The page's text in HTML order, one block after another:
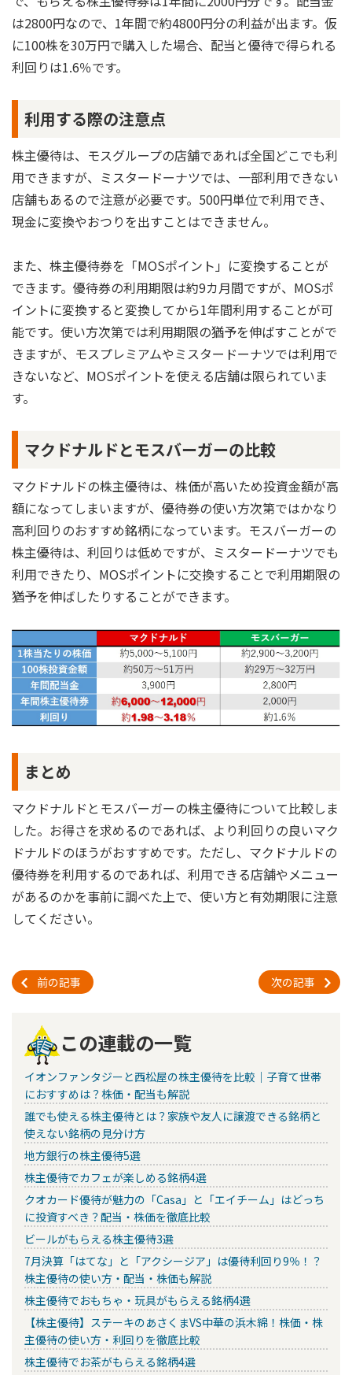
は2800円なので、1年間で約4800円分の利益が出ます。仮
に100株を30万円で購入した場合、配当と優待で得られる
利回りは1.6％です。
利用する際の注意点
株主優待は、モスグループの店舗であれば全国どこでも利
用できますが、ミスタードーナツでは、一部利用できない
店舗もあるので注意が必要です。500円単位で利用でき、
現金に変換やおつりを出すことはできません。
また、株主優待券を「MOSポイント」に変換することが
できます。優待券の利用期限は約9カ月間ですが、MOSポ
イントに変換すると変換してから1年間利用することが可
能です。使い方次第では利用期限の猶予を伸ばすことがで
きますが、モスプレミアムやミスタードーナツでは利用で
きないなど、MOSポイントを使える店舗は限られていま
す。
マクドナルドとモスバーガーの比較
マクドナルドの株主優待は、株価が高いため投資金額が高
額になってしまいますが、優待券の使い方次第ではかなり
高利回りのおすすめ銘柄になっています。モスバーガーの
株主優待は、利回りは低めですが、ミスタードーナツでも
利用できたり、MOSポイントに交換することで利用期限の
猶予を伸ばしたりすることができます。
まとめ
マクドナルドとモスバーガーの株主優待について比較しま
した。お得さを求めるのであれば、より利回りの良いマク
ドナルドのほうがおすすめです。ただし、マクドナルドの
優待券を利用するのであれば、利用できる店舗やメニュー
があるのかを事前に調べた上で、使い方と有効期限に注意
してください。
前の記事 次の記事
この連載の一覧
イオンファンタジーと西松屋の株主優待を比較｜子育て世帯
におすすめは？株価・配当も解説
誰でも使える株主優待とは？家族や友人に譲渡できる銘柄と
使えない銘柄の見分け方
地方銀行の株主優待5選
株主優待でカフェが楽しめる銘柄4選
クオカード優待が魅力の「Casa」と「エイチーム」はどっち
に投資すべき？配当・株価を徹底比較
ビールがもらえる株主優待3選
7月決算「はてな」と「アクシージア」は優待利回り9％！？
株主優待の使い方・配当・株価も解説
株主優待でおもちゃ・玩具がもらえる銘柄4選
【株主優待】ステーキのあさくまVS中華の浜木綿！株価・株
主優待の使い方・利回りを徹底比較
株主優待でお茶がもらえる銘柄4選